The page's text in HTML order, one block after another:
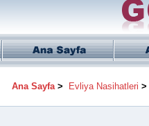
Ana Sayfa> Evliya Nasihatleri >